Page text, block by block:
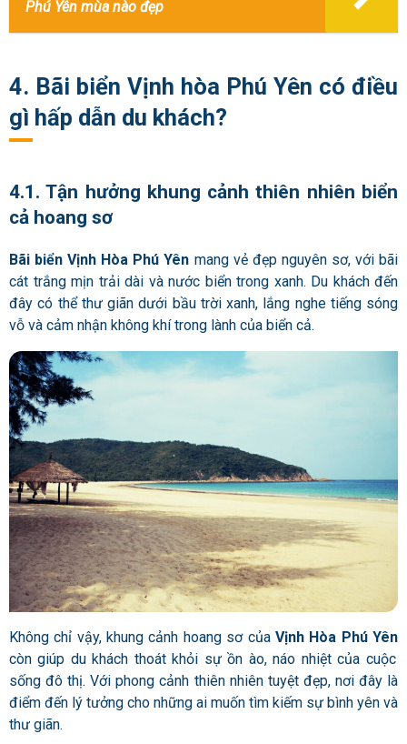
Phú Yên mùa nào đẹp
4. Bãi biển Vịnh hòa Phú Yên có điều
gì hấp dẫn du khách?
4.1. Tận hưởng khung cảnh thiên nhiên biển
cả hoang sơ
Bãi biển Vịnh Hòa Phú Yên mang vẻ đẹp nguyên sơ, với bãi
cát trắng mịn trải dài và nước biển trong xanh. Du khách đến
đây có thể thư giãn dưới bầu trời xanh, lắng nghe tiếng sóng
vỗ và cảm nhận không khí trong lành của biển cả.
Không chỉ vậy, khung cảnh hoang sơ của Vịnh Hòa Phú Yên
còn giúp du khách thoát khỏi sự ồn ào, náo nhiệt của cuộc
sống đô thị. Với phong cảnh thiên nhiên tuyệt đẹp, nơi đây là
điểm đến lý tưởng cho những ai muốn tìm kiếm sự bình yên và
thư giãn.